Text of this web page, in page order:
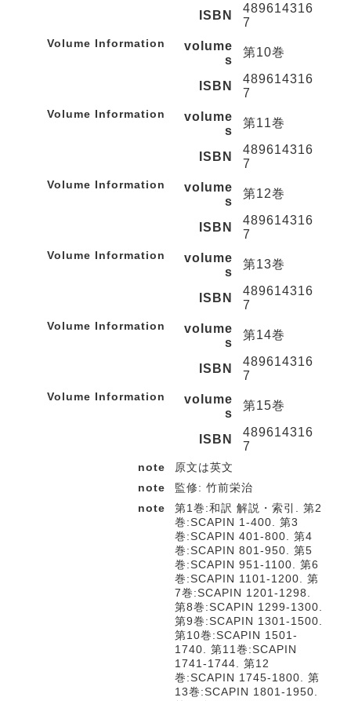
ISBN
489614316
7
Volume Information
volume
s
第10巻
ISBN
489614316
7
Volume Information
volume
s
第11巻
ISBN
489614316
7
Volume Information
volume
s
第12巻
ISBN
489614316
7
Volume Information
volume
s
第13巻
ISBN
489614316
7
Volume Information
volume
s
第14巻
ISBN
489614316
7
Volume Information
volume
s
第15巻
ISBN
489614316
7
note
原文は英文
note
監修: 竹前栄治
note
第1巻:和訳 解説・索引. 第2
巻:SCAPIN 1-400. 第3
巻:SCAPIN 401-800. 第4
巻:SCAPIN 801-950. 第5
巻:SCAPIN 951-1100. 第6
巻:SCAPIN 1101-1200. 第
7巻:SCAPIN 1201-1298.
第8巻:SCAPIN 1299-1300.
第9巻:SCAPIN 1301-1500.
第10巻:SCAPIN 1501-
1740. 第11巻:SCAPIN
1741-1744. 第12
巻:SCAPIN 1745-1800. 第
13巻:SCAPIN 1801-1950.